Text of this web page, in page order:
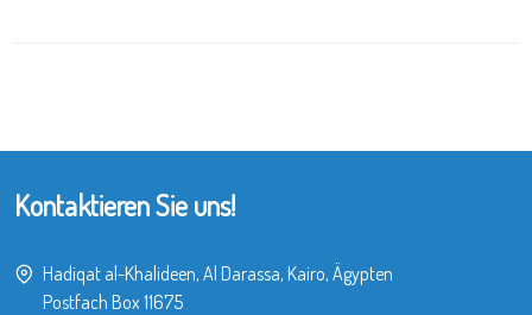
Kontaktieren Sie uns!
Hadiqat al-Khalideen, Al Darassa, Kairo, Ägypten
Postfach Box 11675